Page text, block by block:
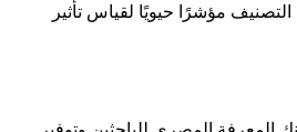
التصنيف مؤشرًا حيويًا لقياس تأثير